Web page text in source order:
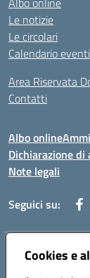
Cookies e
Le notizie
Le circolari
Calendario eventi
Area Riservata
Contatti
Albo online
Dichiarazione
Note legali
Seguici su:
Indirizzo:Via